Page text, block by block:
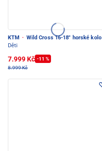
KTM · Wild Cross 16-18" horské kolo
Děti
7.999 Kč -11 %
8.999 Kč